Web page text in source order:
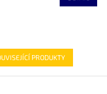
PRODUKTY